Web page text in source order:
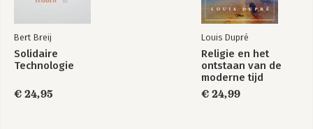
Bert Breij
Solidaire
Technologie
€ 24,95
Louis Dupré
Religie en het
ontstaan van de
moderne tijd
€ 24,99